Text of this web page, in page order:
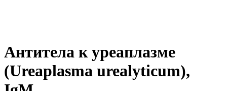
Антитела к уреаплазме
(Ureaplasma urealyticum),